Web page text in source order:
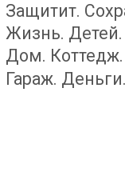
Защитит.
Жизнь. Детей.
Дом. Коттедж.
Гараж.